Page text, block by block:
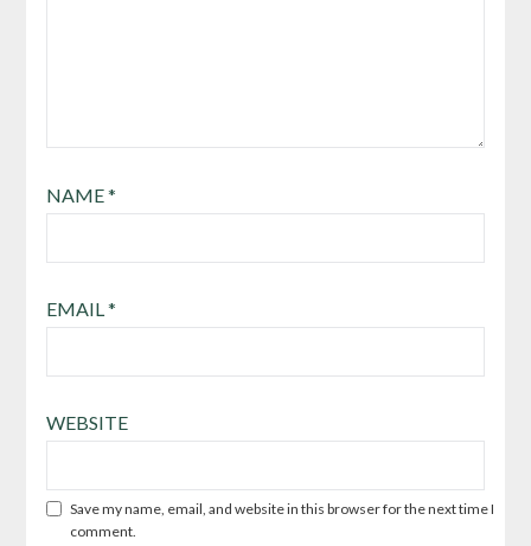
NAME*
EMAIL *
WEBSITE
Save my name, email, and website in this browser for the next time I
comment.